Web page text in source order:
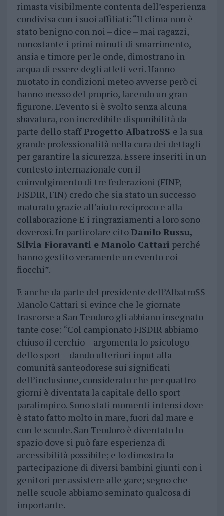
rimasta visibilmente contenta dell’esperienza
condivisa con i suoi affiliati: “Il clima non è
stato benigno con noi – dice – mai ragazzi,
nonostante i primi minuti di smarrimento,
ansia e timore per le onde, dimostrano in
acqua di essere degli atleti veri. Hanno
nuotato in condizioni meteo avverse però ci
hanno messo del proprio, facendo un gran
figurone. L’evento si è svolto senza alcuna
sbavatura, con incredibile disponibilità da
parte dello staffProgetto AlbatroSS e la sua
grande professionalità nella cura dei dettagli
per garantire la sicurezza. Essere inseriti in un
contesto internazionale con il
coinvolgimento di tre federazioni (FINP,
FISDIR, FIN) credo che sia stato un successo
maturato grazie all’aiuto reciproco e alla
collaborazione E i ringraziamenti a loro sono
doverosi. In particolare citoDanilo Russu,
Silvia Fioravanti e Manolo Cattari perché
hanno gestito veramente un evento coi
fiocchi”.
E anche da parte del presidente dell’AlbatroSS
Manolo Cattari si evince che le giornate
trascorse a San Teodoro gli abbiano insegnato
tante cose: “Col campionato FISDIR abbiamo
chiuso il cerchio – argomenta lo psicologo
dello sport – dando ulteriori input alla
comunità santeodorese sui significati
dell’inclusione, considerato che per quattro
giorni è diventata la capitale dello sport
paralimpico. Sono stati momenti intensi dove
è stato fatto molto in mare, fuori dal mare e
con le scuole. San Teodoro è diventato lo
spazio dove si può fare esperienza di
accessibilità possibile; e lo dimostra la
partecipazione di diversi bambini giunti con i
genitori per assistere alle gare; segno che
nelle scuole abbiamo seminato qualcosa di
importante.